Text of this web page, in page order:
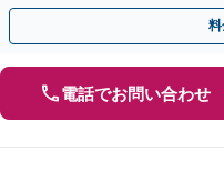
費、財産分与、慰謝料請求【夜
料
電話でお問い合わせ